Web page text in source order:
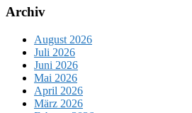
Archiv
August 2026
Juli 2026
Juni 2026
Mai 2026
April 2026
März 2026